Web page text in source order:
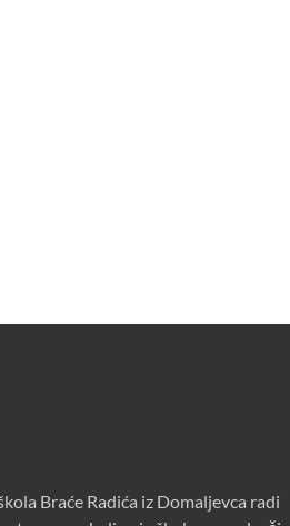
Braće Radića iz Domaljevca radi